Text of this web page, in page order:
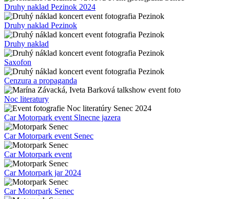
Druhy naklad Pezinok 2024
Druhy naklad Pezinok
Druhy naklad
Saxofon
Cenzura a propaganda
Noc literatury
Car Motorpark event Slnecne jazera
Car Motorpark event Senec
Car Motorpark event
Car Motorpark jar 2024
Car Motorpark Senec